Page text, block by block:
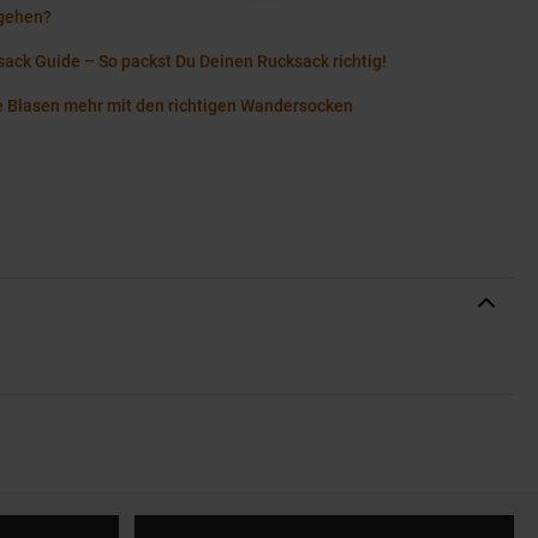
Guide – So packst Du Deinen Rucksack richtig!
Blasen mehr mit den richtigen Wandersocken